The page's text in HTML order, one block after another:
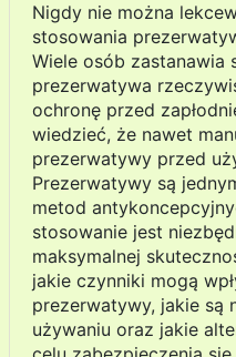
Nigdy nie można
stosowania
Wiele osób zastanawia
prezerwatywa
ochronę przed
wiedzieć, że nawet
prezerwatywy przed
Prezerwatywy są
metod
stosowanie jest
maksymalnej
jakie czynniki mogą
prezerwatywy, jakie są
używaniu oraz jakie